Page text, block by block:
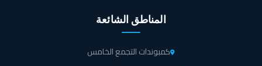
المناطق الشائعة
كمبوندات التجمع الخامس